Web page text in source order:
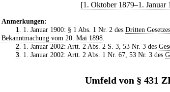
[1. Oktober 1879–1. Januar
Anmerkungen:
1. 1. Januar 1900: § 1 Abs. 1 Nr. 2 des Dritten
Bekanntmachung vom 20. Mai 1898.
2. 1. Januar 2002: Artt. 2 Abs. 2 S. 3, 53 Nr. 3 des
3. 1. Januar 2002: Artt. 2 Abs. 1 Nr. 67, 53 Nr. 3 des
Umfeld von § 431